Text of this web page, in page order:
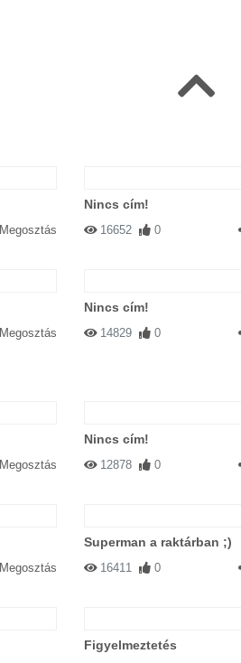
Megosztás
Nincs cím!
16652 0
Megosztás
Nincs cím!
14829 0
Megosztás
Nincs cím!
12878 0
Megosztás
Superman a raktárban ;)
16411 0
Figyelmeztetés